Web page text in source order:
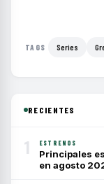
TAGS Series
RECIENTES
1 ESTRENOS
Principales
en agosto